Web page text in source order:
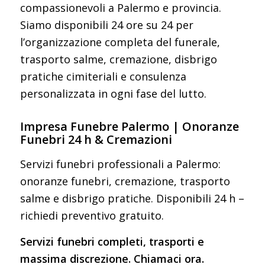
compassionevoli a Palermo e provincia.
Siamo disponibili 24 ore su 24 per
l’organizzazione completa del funerale,
trasporto salme, cremazione, disbrigo
pratiche cimiteriali e consulenza
personalizzata in ogni fase del lutto.
Impresa Funebre Palermo | Onoranze
Funebri 24 h & Cremazioni
Servizi funebri professionali a Palermo:
onoranze funebri, cremazione, trasporto
salme e disbrigo pratiche. Disponibili 24 h –
richiedi preventivo gratuito.
Servizi funebri completi, trasporti e
massima discrezione. Chiamaci ora.